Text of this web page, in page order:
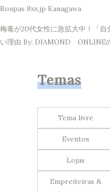
Roupas 8xx.jp Kanagawa
梅毒が20代女性に急拡大中！「
い理由 By: DIAMOND ONLINE
Temas
Tema livre
Eventos
Lojas
Empreiteiras &